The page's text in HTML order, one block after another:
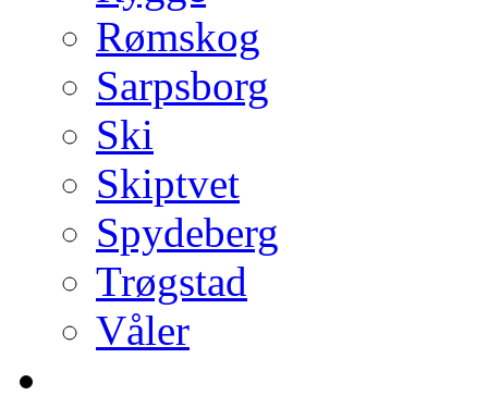
Rømskog
Sarpsborg
Ski
Skiptvet
Spydeberg
Trøgstad
Våler